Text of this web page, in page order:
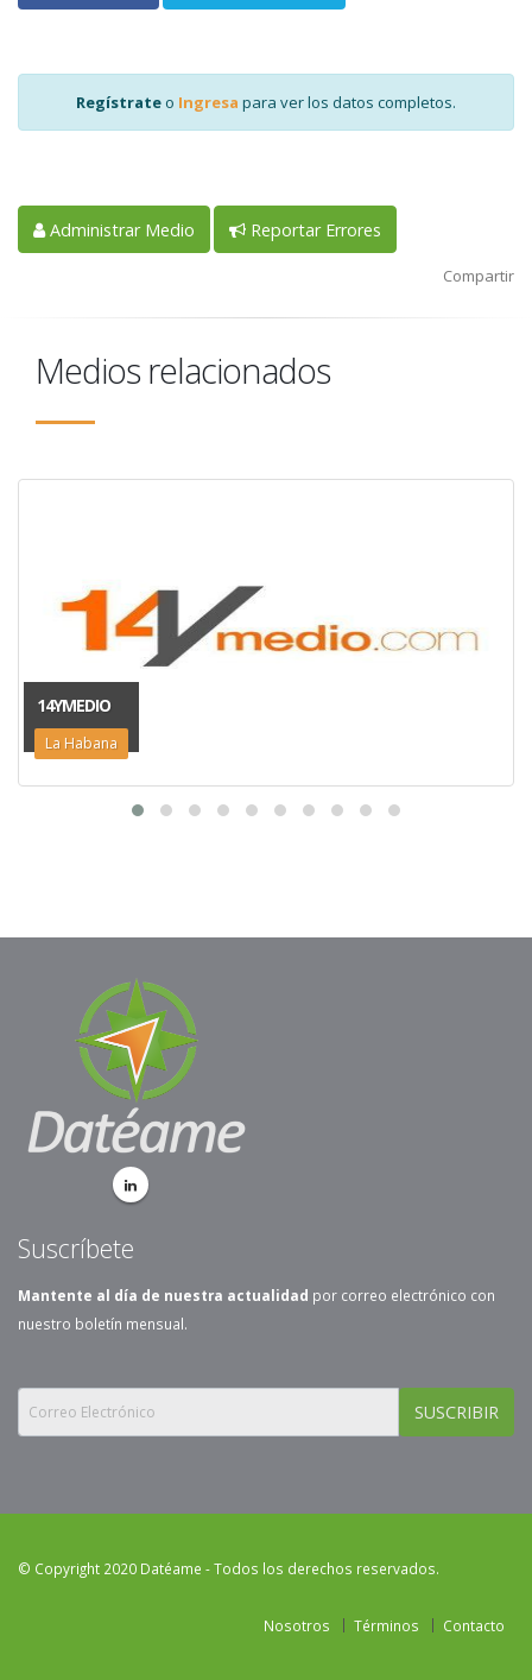
Regístrate o Ingresa para ver los datos completos.
Administrar Medio Reportar Errores
Compartir
Medios relacionados
14YMEDIO
La Habana
Suscríbete
Mantente al día de nuestra actualidad por correo electrónico con
nuestro boletín mensual.
SUSCRIBIR
© Copyright 2020 Datéame - Todos los derechos reservados.
Nosotros Términos Contacto